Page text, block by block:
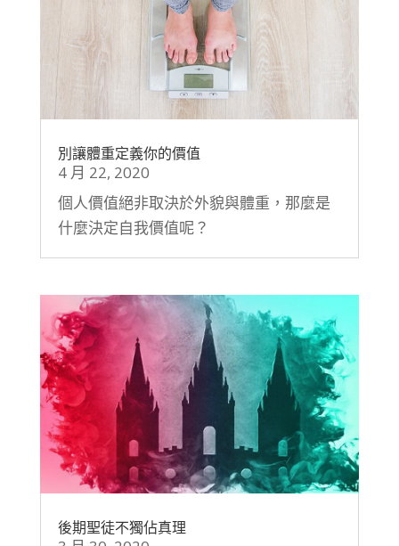
別讓體重定義你的價值
4 月 22, 2020
個人價值絕非取決於外貌與體重，那麼是
什麼決定自我價值呢？
後期聖徒不獨佔真理